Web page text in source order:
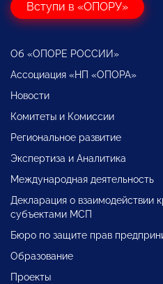
Вступи в «ОПОРУ»
Об «ОПОРЕ РОССИИ»
Ассоциация «НП «ОПОРА»
Новости
Комитеты и Комиссии
Региональное развитие
Экспертиза и Аналитика
Международная деятельность
Декларация о взаимодействии
субъектами МСП
Бюро по защите прав
Образование
Проекты